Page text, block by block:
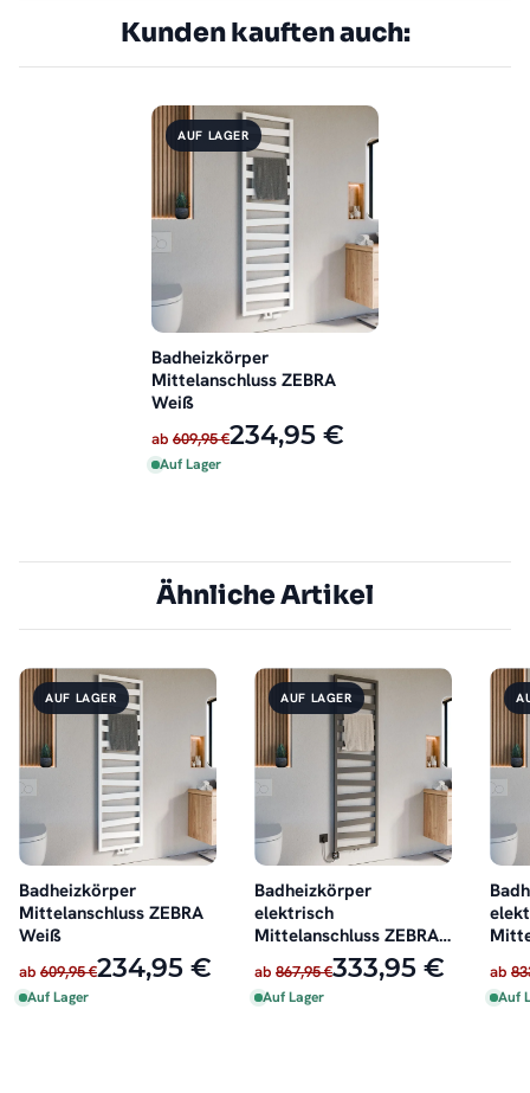
Kunden kauften auch:
AUF LAGER
Badheizkörper
Mittelanschluss ZEBRA
Weiß
ab 609,95 €234,95 €
Auf Lager
Ähnliche Artikel
AUF LAGER
Badheizkörper
Mittelanschluss ZEBRA
Weiß
ab 609,95 €234,95 €
Auf Lager
AUF LAGER
Badheizkörper
elektrisch
Mittelanschluss ZEBRA
Anthrazit inkl. Heizstab
ab 867,95 €333,95 €
Auf Lager
ab
Auf